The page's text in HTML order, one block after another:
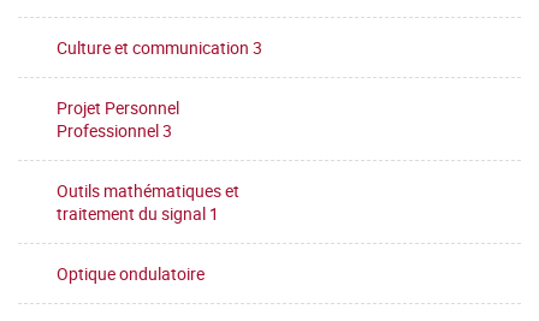
Culture et communication 3
Projet Personnel
Professionnel 3
Outils mathématiques et
traitement du signal 1
Optique ondulatoire